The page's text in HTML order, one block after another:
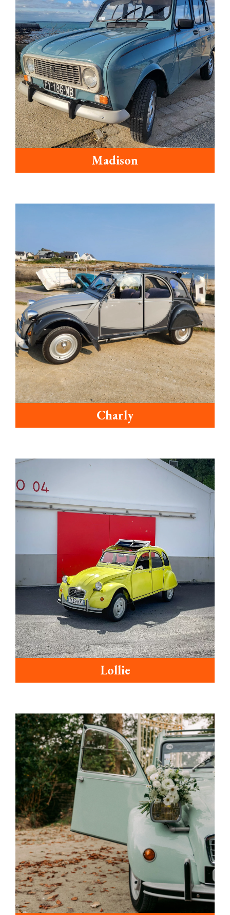
Madison
Charly
Lollie